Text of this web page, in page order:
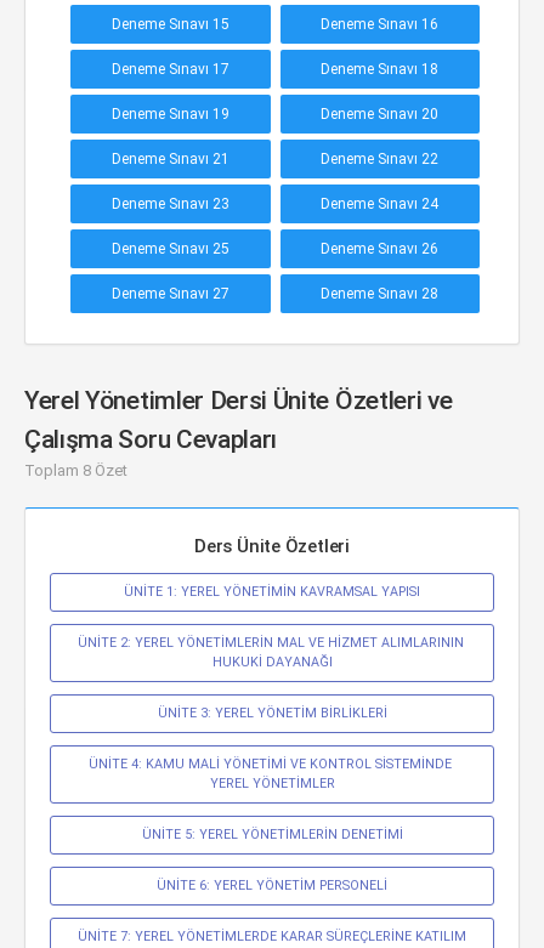
Deneme Sınavı 15 Deneme Sınavı 16
Deneme Sınavı 17 Deneme Sınavı 18
Deneme Sınavı 19 Deneme Sınavı 20
Deneme Sınavı 21 Deneme Sınavı 22
Deneme Sınavı 23 Deneme Sınavı 24
Deneme Sınavı 25 Deneme Sınavı 26
Deneme Sınavı 27 Deneme Sınavı 28
Yerel Yönetimler Dersi Ünite Özetleri ve
Çalışma Soru Cevapları
Toplam 8 Özet
Ders Ünite Özetleri
ÜNİTE 1: YEREL YÖNETİMİN KAVRAMSAL YAPISI
ÜNİTE 2: YEREL YÖNETİMLERİN MAL VE HİZMET ALIMLARININ
HUKUKİ DAYANAĞI
ÜNİTE 3: YEREL YÖNETİM BİRLİKLERİ
ÜNİTE 4: KAMU MALİ YÖNETİMİ VE KONTROL SİSTEMİNDE
YEREL YÖNETİMLER
ÜNİTE 5: YEREL YÖNETİMLERİN DENETİMİ
ÜNİTE 6: YEREL YÖNETİM PERSONELİ
ÜNİTE 7: YEREL YÖNETİMLERDE KARAR SÜREÇLERİNE KATILIM